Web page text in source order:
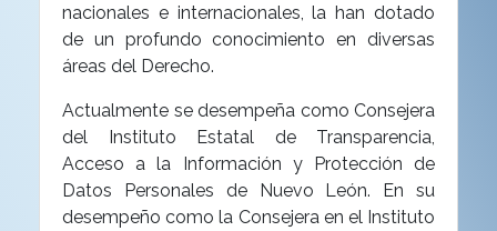
nacionales e internacionales, la han dotado
de un profundo conocimiento en diversas
áreas del Derecho.
Actualmente se desempeña como Consejera
del Instituto Estatal de Transparencia,
Acceso a la Información y Protección de
Datos Personales de Nuevo León. En su
desempeño como la Consejera en el Instituto